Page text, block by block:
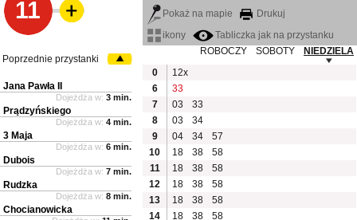
11
Pokaż na mapie
Drukuj
ikony
Tabliczka jak na przystanku
ROBOCZY
SOBOTY
NIEDZIELA
0
12x
6
33
7
03
33
8
03
34
9
04 34
57
10
18 38
58
11
18 38
58
12
18 38
58
13
18 38
58
14
18 38 58
Poprzednie przystanki
Jana Pawła II
Dojeżdża w: 3 min.
Prądzyńskiego
Dojeżdża w: 4 min.
3 Maja
Dojeżdża w: 6 min.
Dubois
Dojeżdża w: 7 min.
Rudzka
Dojeżdża w: 8 min.
Chocianowicka